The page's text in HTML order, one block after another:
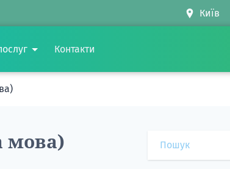
Контакти
мова)